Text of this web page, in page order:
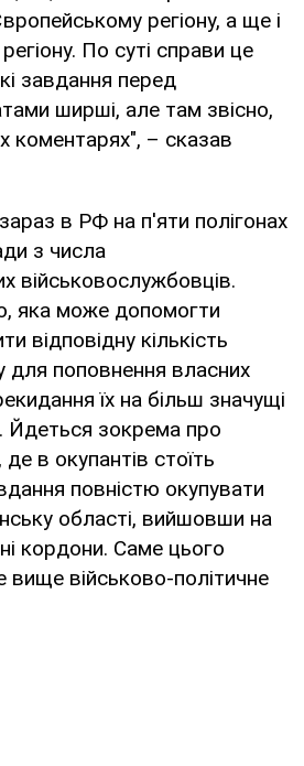
регіону, а ще і
По суті справи це
завдання перед
ширші, але там звісно,
коментарях", – сказав
в РФ на п'яти полігонах
з числа
військовослужбовців.
яка може допомогти
відповідну кількість
для поповнення власних
їх на більш значущі
Йдеться зокрема про
в окупантів стоїть
повністю окупувати
області, вийшовши на
кордони. Саме цього
вище військово-політичне